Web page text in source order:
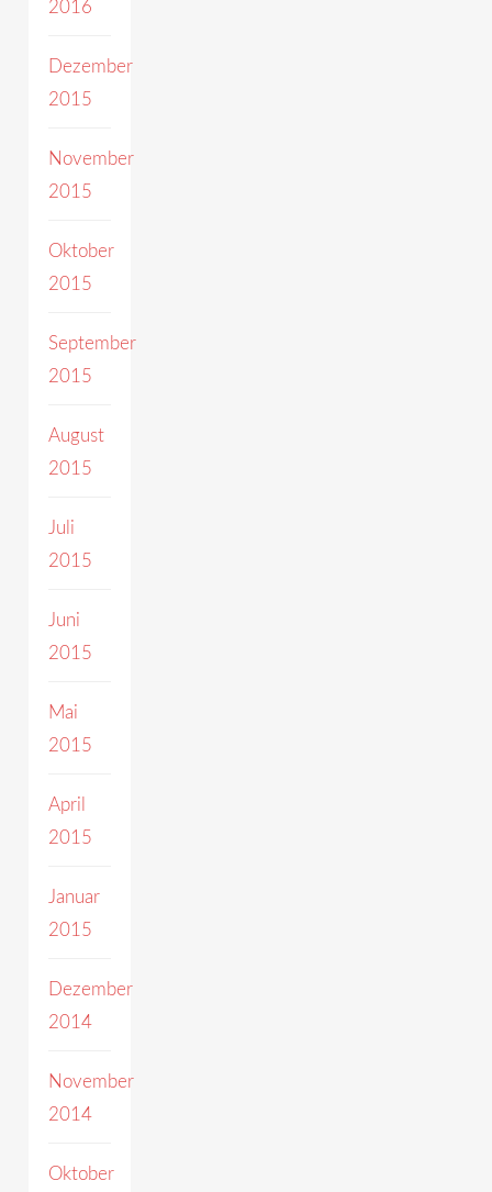
2016
Dezember
2015
November
2015
Oktober
2015
September
2015
August
2015
Juli
2015
Juni
2015
Mai
2015
April
2015
Januar
2015
Dezember
2014
November
2014
Oktober